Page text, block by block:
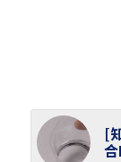
[